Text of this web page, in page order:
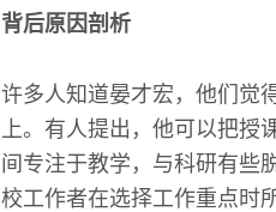
背后原因剖析
许多人知道晏才宏，他们觉
上。有人提出，他可以把
间专注于教学，与科研有些
校工作者在选择工作重点时